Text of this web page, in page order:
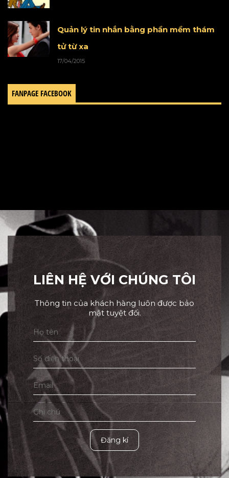
Quản lý tin nhắn bằng phần mềm thám
tử từ xa
17/04/2015
FANPAGE FACEBOOK
LIÊN HỆ VỚI CHÚNG TÔI
Thông tin của khách hàng luôn được bảo
mật tuyệt đối.
Đăng kí